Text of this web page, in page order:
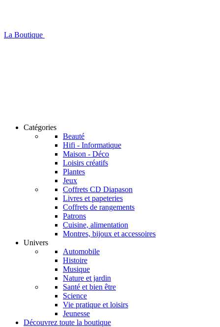
La Boutique
Catégories
Beauté
Hifi - Informatique
Maison - Déco
Loisirs créatifs
Plantes
Jeux
Coffrets CD Diapason
Livres et papeteries
Coffrets de rangements
Patrons
Cuisine, alimentation
Montres, bijoux et accessoires
Univers
Automobile
Histoire
Musique
Nature et jardin
Santé et bien être
Science
Vie pratique et loisirs
Jeunesse
Découvrez toute la boutique